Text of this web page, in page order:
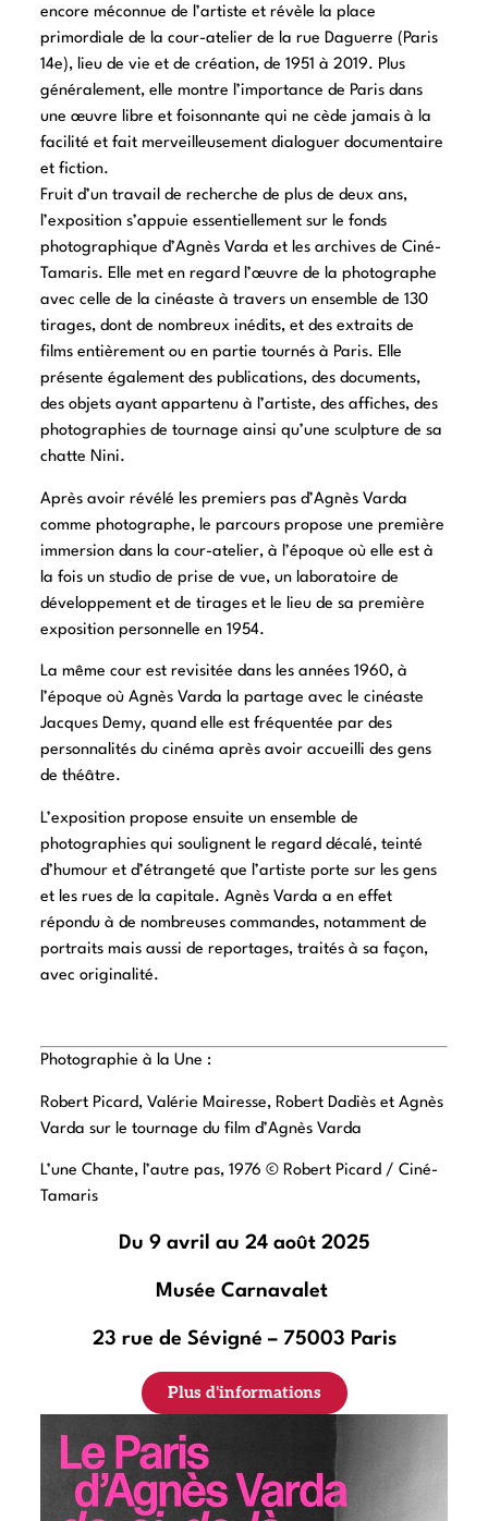
encore méconnue de l’artiste et révèle la place
primordiale de la cour-atelier de la rue Daguerre (Paris
14e), lieu de vie et de création, de 1951 à 2019. Plus
généralement, elle montre l’importance de Paris dans
une œuvre libre et foisonnante qui ne cède jamais à la
facilité et fait merveilleusement dialoguer documentaire
et fiction.
Fruit d’un travail de recherche de plus de deux ans,
l’exposition s’appuie essentiellement sur le fonds
photographique d’Agnès Varda et les archives de Ciné-
Tamaris. Elle met en regard l’œuvre de la photographe
avec celle de la cinéaste à travers un ensemble de 130
tirages, dont de nombreux inédits, et des extraits de
films entièrement ou en partie tournés à Paris. Elle
présente également des publications, des documents,
des objets ayant appartenu à l’artiste, des affiches, des
photographies de tournage ainsi qu’une sculpture de sa
chatte Nini.
Après avoir révélé les premiers pas d’Agnès Varda
comme photographe, le parcours propose une première
immersion dans la cour-atelier, à l’époque où elle est à
la fois un studio de prise de vue, un laboratoire de
développement et de tirages et le lieu de sa première
exposition personnelle en 1954.
La même cour est revisitée dans les années 1960, à
l’époque où Agnès Varda la partage avec le cinéaste
Jacques Demy, quand elle est fréquentée par des
personnalités du cinéma après avoir accueilli des gens
de théâtre.
L’exposition propose ensuite un ensemble de
photographies qui soulignent le regard décalé, teinté
d’humour et d’étrangeté que l’artiste porte sur les gens
et les rues de la capitale. Agnès Varda a en effet
répondu à de nombreuses commandes, notamment de
portraits mais aussi de reportages, traités à sa façon,
avec originalité.
Photographie à la Une :
Robert Picard, Valérie Mairesse, Robert Dadiès et Agnès
Varda sur le tournage du film d’Agnès Varda
L’une Chante, l’autre pas, 1976 © Robert Picard / Ciné-
Tamaris
Du 9 avril au 24 août 2025
Musée Carnavalet
23 rue de Sévigné – 75003 Paris
Plus d'informations